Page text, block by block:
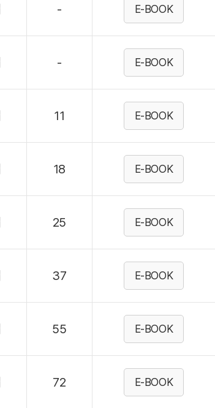
- E-BOOK
- E-BOOK
11 E-BOOK
18 E-BOOK
25 E-BOOK
37 E-BOOK
55 E-BOOK
72 E-BOOK